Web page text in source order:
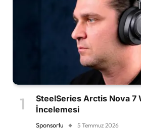
SteelSeries Arctis Nova 7
İncelemesi
Sponsorlu 5 Temmuz 2026